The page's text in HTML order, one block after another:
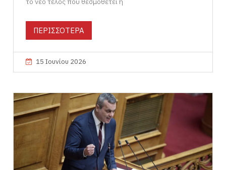
ΠΕΡΙΣΣΟΤΕΡΑ
15 Ιουνίου 2026